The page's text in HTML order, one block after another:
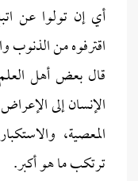
أي إن تولوا عن
اقترفوه من الذنوب
قال بعض أهل
الإنسان إلى
المعصية،
ترتكب ما هو أكبر.